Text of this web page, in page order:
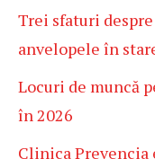
Trei sfaturi
anvelopele în
Locuri de muncă
în 2026
Clinica Prevencia